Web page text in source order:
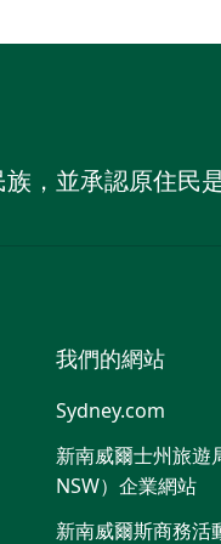
，並承認原住民
我們的網站
Sydney.com
新南威爾士州旅
NSW）企業網站​
新南威爾斯商務活